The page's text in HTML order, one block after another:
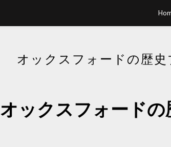
オックスフォードの歴
オックスフォード